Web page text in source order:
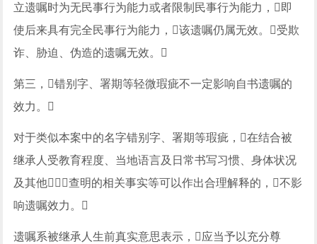
立遗嘱时为无民事行为能力或者限制民事行为能力，即
使后来具有完全民事行为能力，该遗嘱仍属无效。受欺
诈、胁迫、伪造的遗嘱无效。
第三，错别字、署期等轻微瑕疵不一定影响自书遗嘱的
效力。
对于类似本案中的名字错别字、署期等瑕疵，在结合被
继承人受教育程度、当地语言及日常书写习惯、身体状况
及其他查明的相关事实等可以作出合理解释的，不影
响遗嘱效力。
遗嘱系被继承人生前真实意思表示，应当予以充分尊